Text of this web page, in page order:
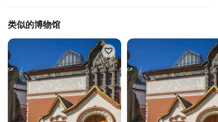
类似的博物馆